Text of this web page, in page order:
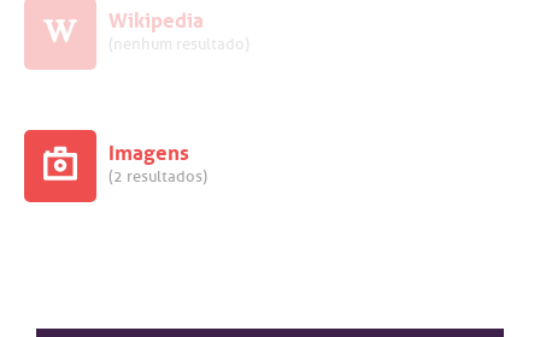
Wikipedia
(nenhum resultado)
Imagens
(2 resultados)